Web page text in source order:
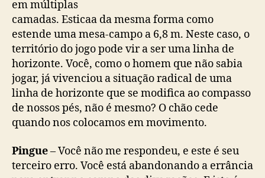
em múltiplas
camadas. Esticaa da mesma forma como
estende uma mesa-campo a 6,8 m. Neste caso, o
território do jogo pode vir a ser uma linha de
horizonte. Você, como o homem que não sabia
jogar, já vivenciou a situação radical de uma
linha de horizonte que se modifica ao compasso
de nossos pés, não é mesmo? O chão cede
quando nos colocamos em movimento.
Pingue– Você não me respondeu, e este é seu
terceiro erro. Você está abandonando a errância